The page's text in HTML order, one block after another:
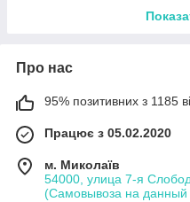
Про нас
95% позитивних з 1185
Працює з 05.02.2020
м. Миколаїв
54000, улица 7-я
(Самовывоза на данный